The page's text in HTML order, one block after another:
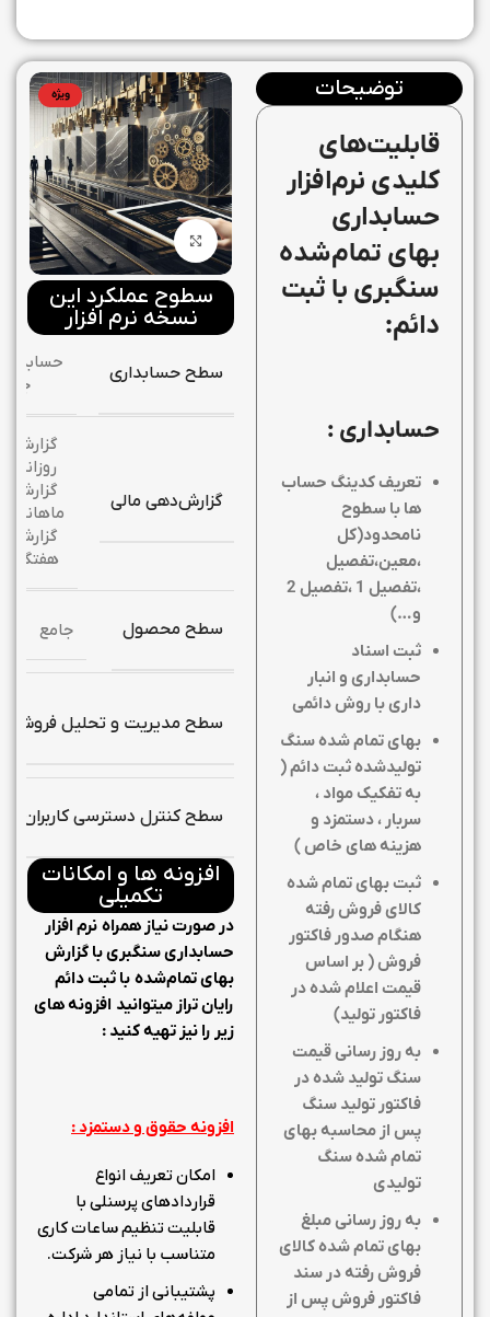
توضیحات
قابلیت‌های
کلیدی نرم‌افزار
حسابداری
بهای تمام‌شده
سنگبری با ثبت
دائم:
حسابداری :
تعریف کدینگ حساب
ها با سطوح
نامحدود(کل
،معین،تفصیل
،تفصیل 1 ،تفصیل 2
و…)
ثبت اسناد
حسابداری و انبار
داری با روش دائمی
بهای تمام شده سنگ
تولیدشده ثبت دائم (
به تفکیک مواد ،
سربار ، دستمزد و
هزینه های خاص)
ثبت بهای تمام شده
کالای فروش رفته
هنگام صدور فاکتور
فروش ( بر اساس
قیمت اعلام شده در
فاکتور تولید)
به روز رسانی قیمت
سنگ تولید شده در
فاکتور تولید سنگ
پس از محاسبه بهای
تمام شده سنگ
تولیدی
به روز رسانی مبلغ
بهای تمام شده کالای
فروش رفته در سند
فاکتور فروش پس از
ویژه
بزرگنمایی تصویر
سطوح عملکرد این
نسخه نرم افزار
سطح حسابداری
گزارش‌دهی مالی
گزارش
روزانه,
گزارش
ماهانه,
گزارش
هفتگی
سطح محصول جامع
سطح مدیریت و تحلیل فروش
سطح کنترل دسترسی کاربران
افزونه ها و امکانات
تکمیلی
در صورت نیاز همراه نرم افزار
حسابداری سنگبری با گزارش
بهای تمام‌شده با ثبت دائم
رایان تراز میتوانید افزونه های
زیر را نیز تهیه کنید :
افزونه حقوق و دستمزد :
امکان تعریف انواع
قراردادهای پرسنلی با
قابلیت تنظیم ساعات کاری
متناسب با نیاز هر شرکت.
پشتیبانی از تمامی